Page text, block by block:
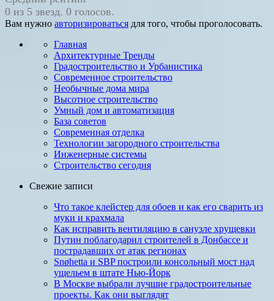
0 из 5 звезд. 0 голосов.
Вам нужно авторизироваться для того, чтобы проголосовать.
Главная
Архитектурные Тренды
Градостроительство и Урбанистика
Современное строительство
Необычные дома мира
Высотное строительство
Умный дом и автоматизация
База советов
Современная отделка
Технологии загородного строительства
Инженерные системы
Строительство сегодня
Свежие записи
Что такое клейстер для обоев и как его сварить из
муки и крахмала
Как исправить венти­ляцию в санузле хрущевки
Путин поблагодарил строителей в Донбассе и
пострадавших от атак регионах
Snøhetta и SBP построили консольный мост над
ущельем в штате Нью-Йорк
В Москве выбрали лучшие градостроительные
проекты. Как они выглядят